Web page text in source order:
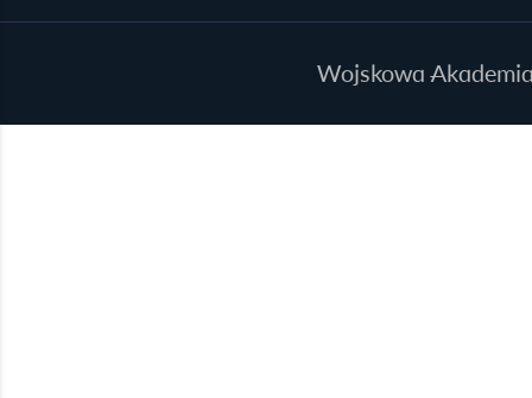
Wojskowa